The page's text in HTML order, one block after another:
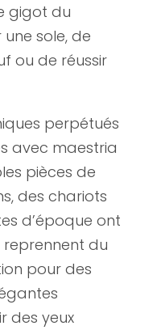
gigot du
sole, de
ou de réussir
perpétués
avec maestria
pièces de
des chariots
d’époque ont
reprennent du
pour des
des yeux